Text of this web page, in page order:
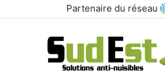
Partenaire du réseau